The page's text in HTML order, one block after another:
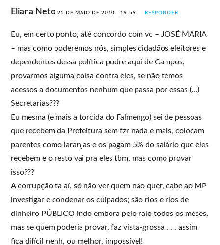
Eliana Neto25 DE MAIO DE 2010 - 19:59 RESPONDER
Eu, em certo ponto, até concordo com vc – JOSÉ MARIA
– mas como poderemos nós, simples cidadãos eleitores e
dependentes dessa política podre aqui de Campos,
provarmos alguma coisa contra eles, se não temos
acessos a documentos nenhum que passa por essas (…)
Secretarias???
Eu mesma (e mais a torcida do Falmengo) sei de pessoas
que recebem da Prefeitura sem fzr nada e mais, colocam
parentes como laranjas e os pagam 5% do salário que eles
recebem e o resto vai pra eles tbm, mas como provar
isso???
A corrupção ta aí, só não ver quem não quer, cabe ao MP
investigar e condenar os culpados; são rios e rios de
dinheiro PÚBLICO indo embora pelo ralo todos os meses,
mas se quem poderia provar, faz vista-grossa . . . assim
fica difícil nehh, ou melhor, impossível!